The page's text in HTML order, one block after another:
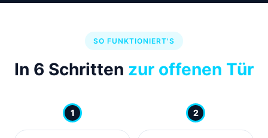
SO FUNKTIONIERT'S
In 6 Schritten zur offenen Tür
1 2